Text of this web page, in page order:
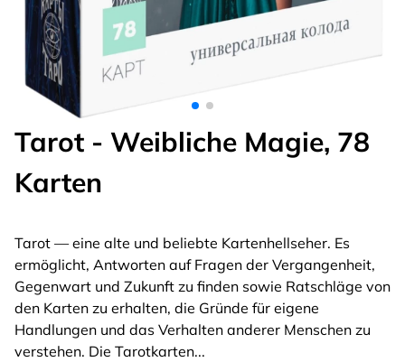
Tarot - Weibliche Magie, 78
Karten
Tarot — eine alte und beliebte Kartenhellseher. Es
ermöglicht, Antworten auf Fragen der Vergangenheit,
Gegenwart und Zukunft zu finden sowie Ratschläge von
den Karten zu erhalten, die Gründe für eigene
Handlungen und das Verhalten anderer Menschen zu
verstehen. Die Tarotkarten...